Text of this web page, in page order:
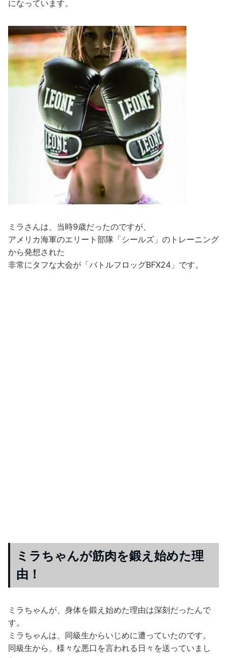
になっています。
ミラさんは、当時9歳だったのですが、
アメリカ海軍のエリート部隊「シールズ」のトレーニング
から発想された
非常にタフな大会が「バトルフロッグBFX24」です。
ミラちゃんが筋肉を鍛え始めた理
由！
ミラちゃんが、身体を鍛え始めた理由は深刻だったんで
す。
ミラちゃんは、同級生からいじめに遭っていたのです。
同級生から、様々な悪口を言われる日々を送っていまし